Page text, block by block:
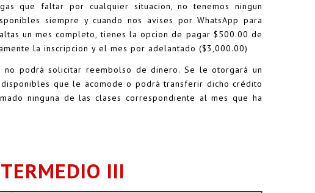
que faltar por cualquier situacion, no tenemos ningun
siempre y cuando nos avises por WhatsApp para
un mes completo, tienes la opcion de pagar $500.00 de
la inscripcion y el mes por adelantado ($3,000.00)
podrá solicitar reembolso de dinero. Se le otorgará un
disponibles que le acomode o podrá transferir dicho crédito
ninguna de las clases correspondiente al mes que ha
III